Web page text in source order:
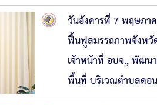
วันอังคารที่ 7 พฤษภา
ฟื้นฟูสมรรถภาพจังห
เจ้าหน้าที่ อบจ., พัฒน
พื้นที่ บริเวณตำบลดอ